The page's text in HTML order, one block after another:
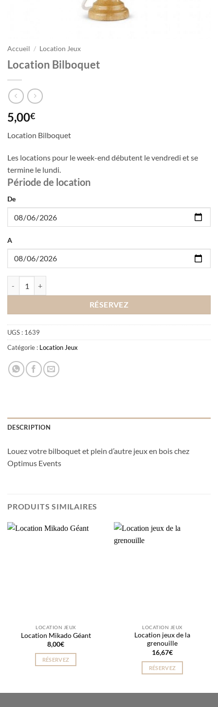
Accueil / Location Jeux
Location Bilboquet
5,00€
Location Bilboquet
Les locations pour le week-end débutent le vendredi et se
termine le lundi.
Période de location
De
A
RÉSERVEZ
UGS : 1639
Catégorie : Location Jeux
DESCRIPTION
Louez votre bilboquet et plein d’autre jeux en bois chez
Optimus Events
PRODUITS SIMILAIRES
LOCATION JEUX
Location Mikado Géant
8,00€
RÉSERVEZ
LOCATION JEUX
Location jeux de la
grenouille
16,67€
RÉSERVEZ